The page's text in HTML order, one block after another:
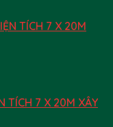
TÍCH 7 X 20M XÂY